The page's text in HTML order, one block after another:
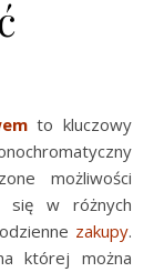
to kluczowy
możliwości
się w różnych
zakupy.
której można